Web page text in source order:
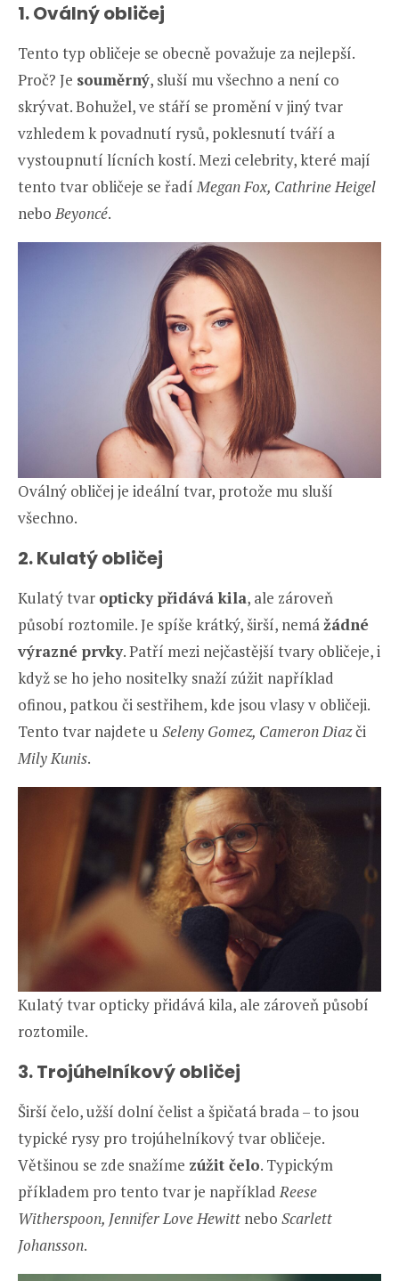
1. Oválný obličej
Tento typ obličeje se obecně považuje za nejlepší.
Proč? Je souměrný, sluší mu všechno a není co
skrývat. Bohužel, ve stáří se promění v jiný tvar
vzhledem k povadnutí rysů, poklesnutí tváří a
vystoupnutí lícních kostí. Mezi celebrity, které mají
tento tvar obličeje se řadíMegan Fox, Cathrine Heigel
neboBeyoncé.
Oválný obličej je ideální tvar, protože mu sluší
všechno.
2. Kulatý obličej
Kulatý tvar opticky přidává kila, ale zároveň
působí roztomile. Je spíše krátký, širší, nemážádné
výrazné prvky. Patří mezi nejčastější tvary obličeje, i
když se ho jeho nositelky snaží zúžit například
ofinou, patkou či sestřihem, kde jsou vlasy v obličeji.
Tento tvar najdete u Seleny Gomez, Cameron Diazči
Mily Kunis.
Kulatý tvar opticky přidává kila, ale zároveň působí
roztomile.
3. Trojúhelníkový obličej
Širší čelo, užší dolní čelist a špičatá brada – to jsou
typické rysy pro trojúhelníkový tvar obličeje.
Většinou se zde snažíme zúžit čelo. Typickým
příkladem pro tento tvar je napříkladReese
Witherspoon, Jennifer Love Hewitt nebo Scarlett
Johansson.